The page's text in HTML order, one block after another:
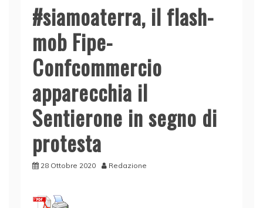
#siamoaterra, il flash-
mob Fipe-
Confcommercio
apparecchia il
Sentierone in segno di
protesta
28 Ottobre 2020 Redazione